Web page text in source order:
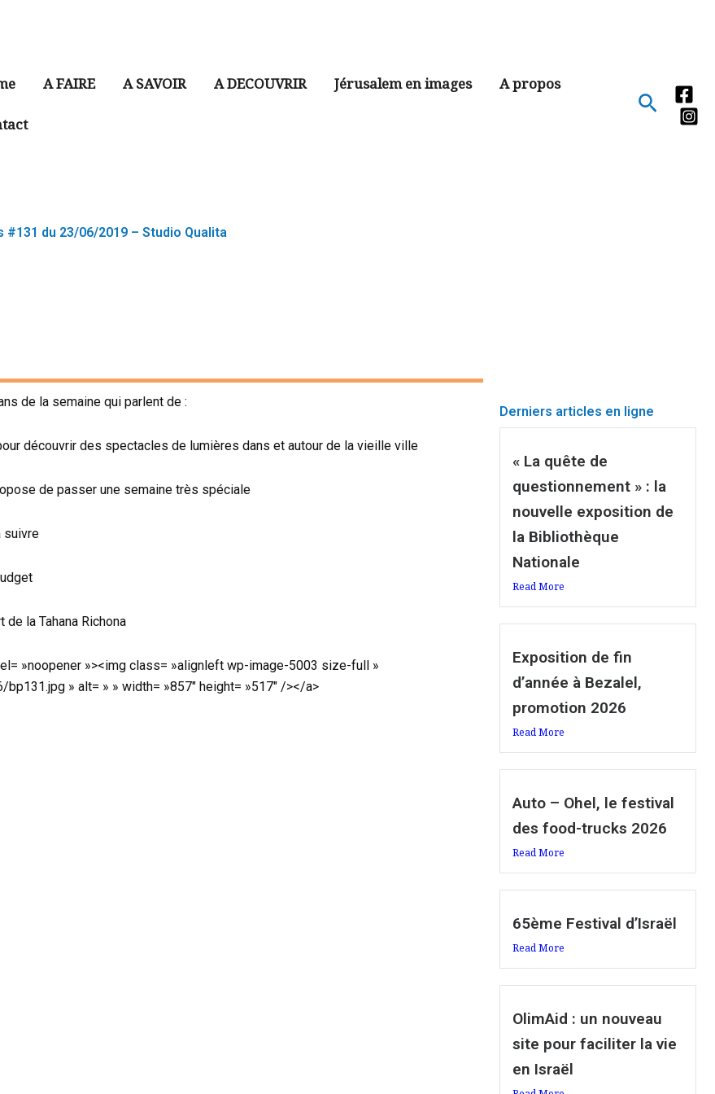
A FAIRE A SAVOIR A DECOUVRIR Jérusalem en images A propos
#131 du 23/06/2019 – Studio Qualita
de la semaine qui parlent de :
découvrir des spectacles de lumières dans et autour de la vieille ville
de passer une semaine très spéciale
suivre
la Tahana Richona
»noopener »><img class= »alignleft wp-image-5003 size-full »
» alt= » » width= »857″ height= »517″ /></a>
Derniers articles en ligne
« La quête de
questionnement » : la
nouvelle exposition de
la Bibliothèque
Nationale
Read More
Exposition de fin
d’année à Bezalel,
promotion 2026
Read More
Auto – Ohel, le festival
des food-trucks 2026
Read More
65ème Festival d’Israël
Read More
OlimAid : un nouveau
site pour faciliter la vie
en Israël